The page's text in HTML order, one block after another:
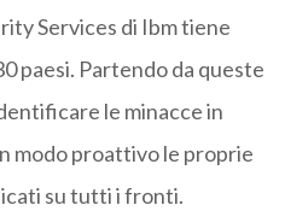
Services di Ibm tiene
paesi. Partendo da queste
le minacce in
modo proattivo le proprie
su tutti i fronti.